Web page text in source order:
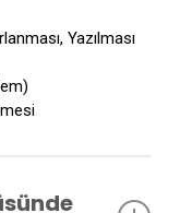
Yazılması